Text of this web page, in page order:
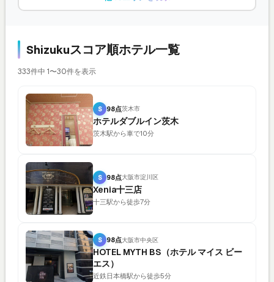
Shizukuスコア順ホテル一覧
333件中 1〜30件を表示
S 98点茨木市
ホテルダブルイン茨木
茨木駅から車で10分
S 98点大阪市淀川区
Xenia十三店
十三駅から徒歩7分
S 98点大阪市中央区
HOTEL MYTH BS（ホテル マイス ビー
エス）
近鉄日本橋駅から徒歩5分